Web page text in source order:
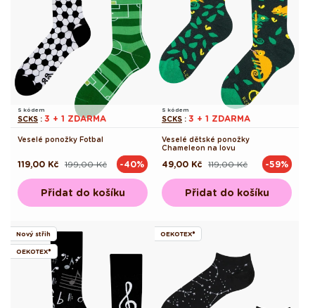
S kódem
SCKS : 3 + 1 ZDARMA
Veselé ponožky Fotbal
Běžná
199,00 Kč
Výprodejová
119,00 Kč -40%
Přidat do košíku
S kódem
SCKS : 3 + 1 ZDARMA
Veselé dětské ponožky
Chameleon na lovu
Běžná
119,00 Kč
Výprodejová
49,00 Kč -59%
Přidat do košíku
Nový střih
OEKOTEX®
OEKOTEX®